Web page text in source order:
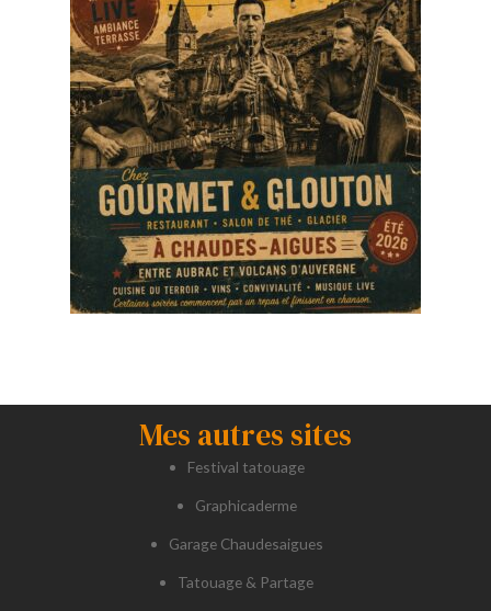
Mes autres sites
Festival tatouage
Graphicaderme
Garage Chaudesaigues
Tatouage & Partage